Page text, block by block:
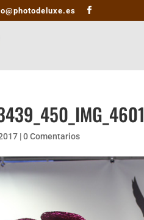
|0 Comentarios